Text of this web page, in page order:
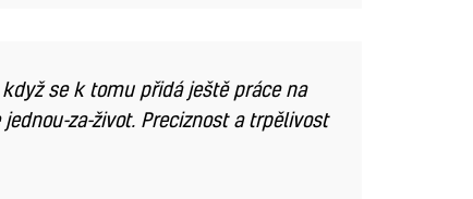
se k tomu přidá ještě práce na
za-život. Preciznost a trpělivost